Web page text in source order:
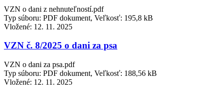
VZN o dani z nehnuteľností.pdf
Typ súboru: PDF dokument, Veľkosť: 195,8 kB
Vložené: 12. 11. 2025
VZN č. 8/2025 o dani za psa
VZN o dani za psa.pdf
Typ súboru: PDF dokument, Veľkosť: 188,56 kB
Vložené: 12. 11. 2025